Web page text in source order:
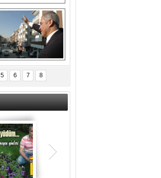
GÖKÇEK'TEN
HOLLYWOOD
FİLMLERİNİ
ARATMAYAN
TANITIM
ERCAN ŞİMŞEK
GÖLBAŞI'NDA
KASIRGA ETKİSİ
YARATTI !
5 6 7 8
Teşrik tekbiri nedir? Ne anlama gelir?